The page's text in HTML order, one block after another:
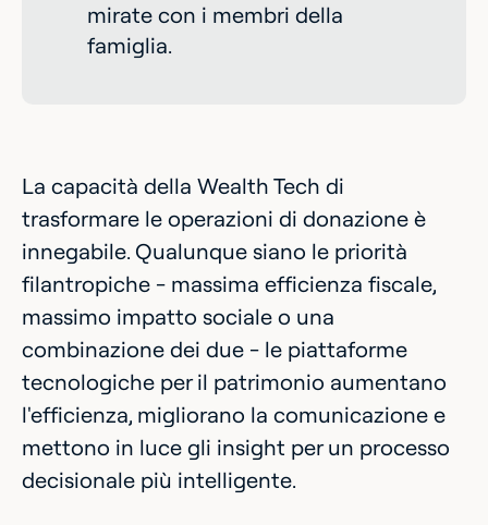
mirate con i membri della
famiglia.
La capacità della Wealth Tech di
trasformare le operazioni di donazione è
innegabile. Qualunque siano le priorità
filantropiche - massima efficienza fiscale,
massimo impatto sociale o una
combinazione dei due - le piattaforme
tecnologiche per il patrimonio aumentano
l'efficienza, migliorano la comunicazione e
mettono in luce gli insight per un processo
decisionale più intelligente.